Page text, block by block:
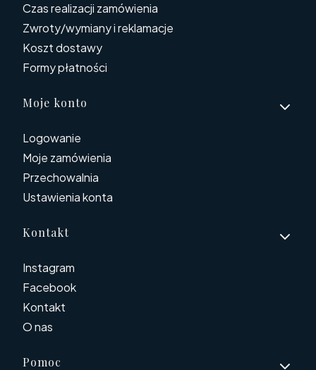
Czas realizacji zamówienia
Zwroty/wymiany i reklamacje
Koszt dostawy
Formy płatności
Moje konto
Logowanie
Moje zamówienia
Przechowalnia
Ustawienia konta
Kontakt
Instagram
Facebook
Kontakt
O nas
Pomoc